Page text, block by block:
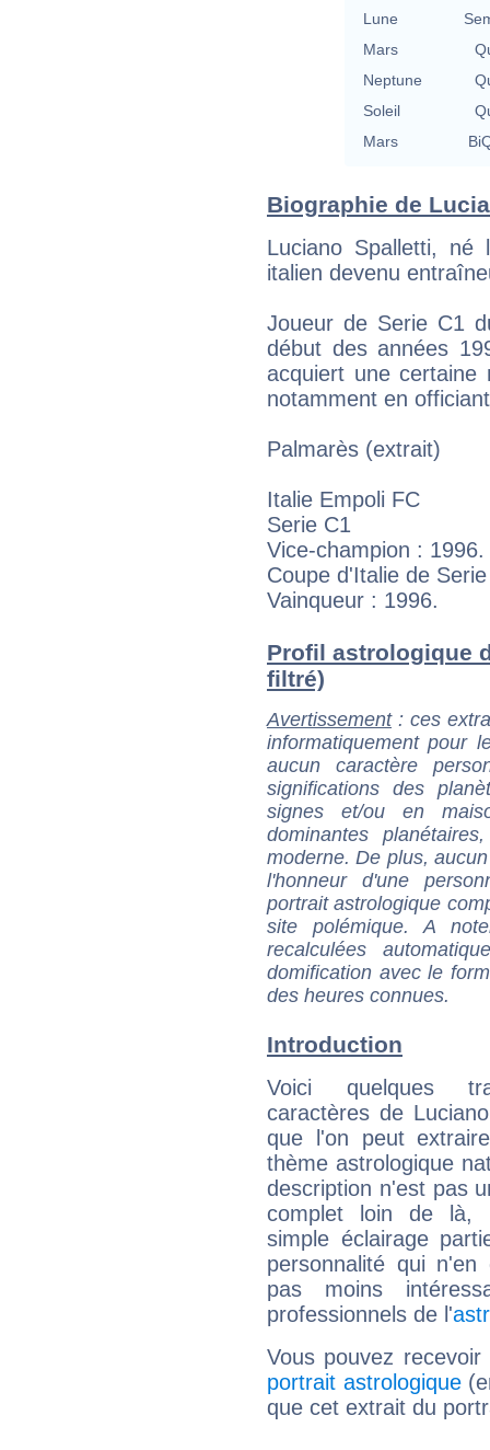
Lune
Mars
Neptune
Soleil
Mars
Biographie de
Luciano Spalletti,
italien devenu
Joueur de Serie C1
début des années
acquiert une certaine
notamment en
Palmarès (extrait)
Italie Empoli FC
Serie C1
Vice-champion : 1996.
Coupe d'Italie de
Vainqueur : 1996.
Profil astrologique
filtré)
Avertissement: ces
informatiquement pour
aucun caractère
significations des
signes et/ou en
dominantes
moderne. De plus,
l'honneur d'une
portrait astrologique
site polémique. A
recalculées
domification avec le
des heures connues.
Introduction
Voici quelques
caractères de
que l'on peut
thème astrologique
description n'est pas
complet loin de là,
simple éclairage
personnalité qui n'en
pas moins
professionnels de l'
Vous pouvez
portrait astrologique
que cet extrait du